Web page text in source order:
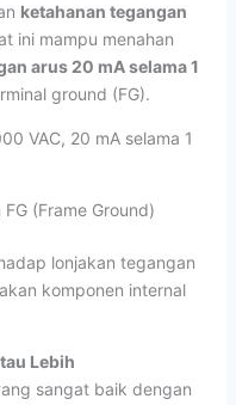
ketahanan tegangan
ini mampu menahan
arus 20 mA selama 1
ground (FG).
VAC, 20 mA selama 1
(Frame Ground)
lonjakan tegangan
komponen internal
Lebih
sangat baik dengan